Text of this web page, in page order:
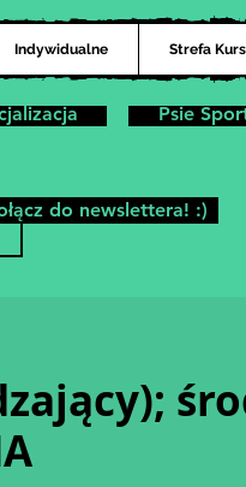
Indywidualne Strefa
Psie
do newslettera! :)